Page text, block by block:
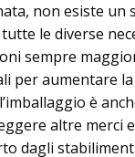
non esiste un
le diverse
sempre
per aumentare
è
altre merci
dagli